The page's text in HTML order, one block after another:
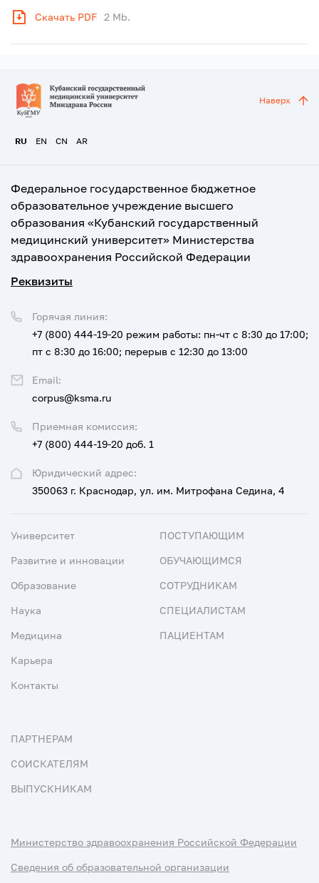
Скачать PDF 2 Mb.
RU EN CN AR
Наверх
Федеральное государственное бюджетное
образовательное учреждение высшего
образования «Кубанский государственный
медицинский университет» Министерства
здравоохранения Российской Федерации
Реквизиты
Юридический адрес:
350063 г. Краснодар, ул. им. Митрофана Седина, 4
Приемная комиссия:
+7 (800) 444-19-20 доб. 1
Горячая линия:
+7 (800) 444-19-20 режим работы: пн-чт с 8:30 до 17:00;
пт с 8:30 до 16:00; перерыв с 12:30 до 13:00
Email:
corpus@ksma.ru
Университет
Развитие и инновации
Образование
Наука
Медицина
Карьера
Контакты
ПОСТУПАЮЩИМ
ОБУЧАЮЩИМСЯ
СОТРУДНИКАМ
СПЕЦИАЛИСТАМ
ПАЦИЕНТАМ
ПАРТНЕРАМ
СОИСКАТЕЛЯМ
ВЫПУСКНИКАМ
Министерство здравоохранения Российской Федерации
Сведения об образовательной организации